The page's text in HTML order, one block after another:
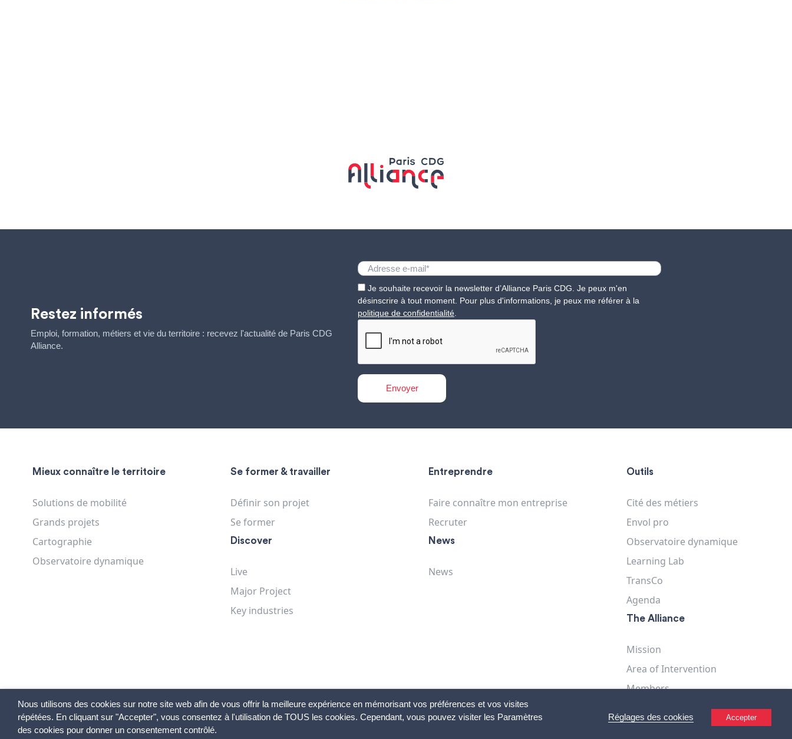
Restez informés
Emploi, formation, métiers et vie du territoire : recevez l'actualité de Paris CDG
Alliance.
Je souhaite recevoir la newsletter d’Alliance Paris CDG. Je peux m'en
désinscrire à tout moment. Pour plus d'informations, je peux me référer à la
politique de confidentialité
Mieux connaître le territoire
Solutions de mobilité
Grands projets
Cartographie
Observatoire dynamique
Se former & travailler
Définir son projet
Se former
Discover
Live
Major Project
Key industries
Entreprendre
Faire connaître mon entreprise
Recruter
News
News
Outils
Cité des métiers
Envol pro
Observatoire dynamique
Learning Lab
TransCo
Agenda
The Alliance
Mission
Area of Intervention
Members
Nous utilisons des cookies sur notre site web afin de vous offrir la meilleure expérience en mémorisant vos préférences et vos visites
répétées. En cliquant sur "Accepter", vous consentez à l'utilisation de TOUS les cookies. Cependant, vous pouvez visiter les Paramètres
des cookies pour donner un consentement contrôlé.
Réglages des cookies Accepter